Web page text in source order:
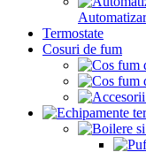
Termostate
Cosuri de fum